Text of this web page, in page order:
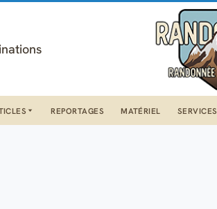
REPORTAGES MATÉRIEL SERVICES